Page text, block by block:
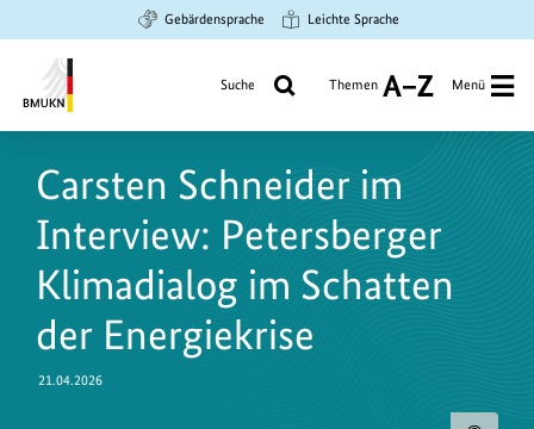
Hauptinhalt
springen
Suche
springen
Hauptnavigation
springen
Gebärdensprache Leichte Sprache
Umwelt,
Naturschutz
und
nukleare
Sicherheit
Suche Themen
A
Z
Menü
Carsten Schneider im
Interview: Petersberger
Klimadialog im Schatten
der Energiekrise
21.04.2026